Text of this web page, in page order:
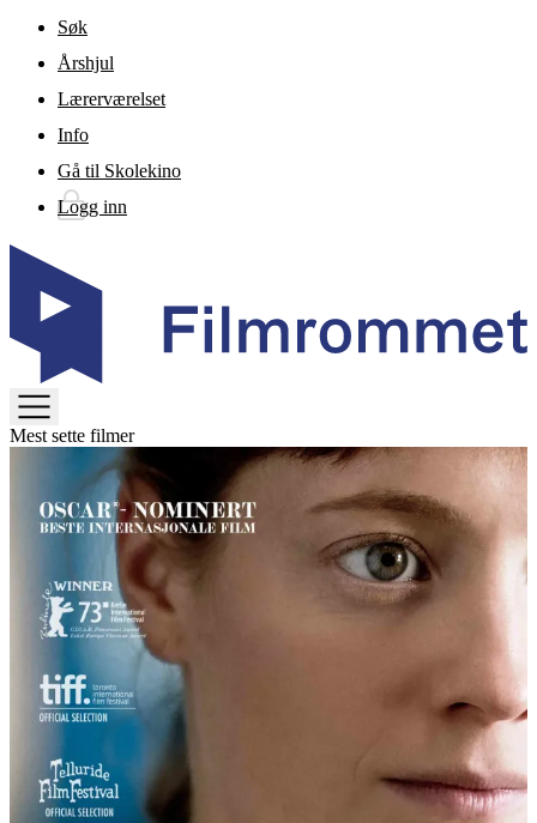
Gå til hovedinnhold
Søk
Årshjul
Lærerværelset
Info
Gå til Skolekino
Logg inn
TOGGLE
MENU
Mest sette filmer